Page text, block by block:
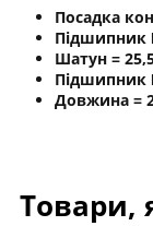
Посадка
Підшипник
Шатун =
Підшипник
Довжина =
Товари,